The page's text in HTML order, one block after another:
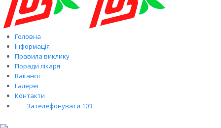
Головна
Інформація
Правила виклику
Поради лікаря
Вакансії
Галереї
Контакти
Зателефонувати 103